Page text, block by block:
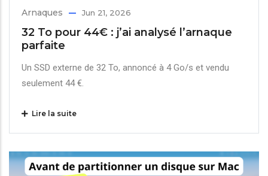
Arnaques Jun 21, 2026
32 To pour 44€ : j’ai analysé l’arnaque
parfaite
Un SSD externe de 32 To, annoncé à 4 Go/s et vendu
seulement 44 €.
Lire la suite